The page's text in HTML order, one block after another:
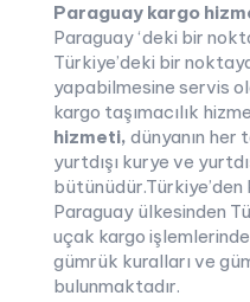
Paraguay kargo
Paraguay ‘deki bir
Türkiye’deki bir
yapabilmesine servis
kargo taşımacılık
hizmeti, dünyanın her
yurtdışı kurye ve
bütünüdür.Türkiye’den
Paraguay ülkesinden
uçak kargo
gümrük kuralları ve
bulunmaktadır.